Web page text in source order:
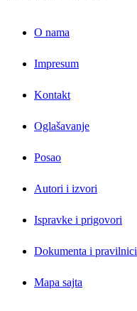
O nama
Impresum
Kontakt
Oglašavanje
Posao
Autori i izvori
Ispravke i prigovori
Dokumenta i pravilnici
Mapa sajta